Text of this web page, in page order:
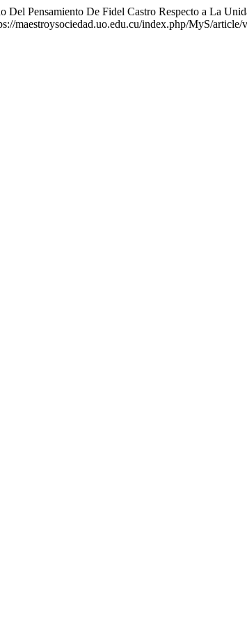
Del Pensamiento De Fidel Castro Respecto a La
maestroysociedad.uo.edu.cu/index.php/MyS/article/